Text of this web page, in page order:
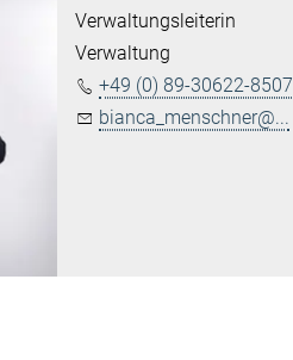
Verwaltungsleiterin
Verwaltung
+49 (0) 89-30622-8507
bianca_menschner@...